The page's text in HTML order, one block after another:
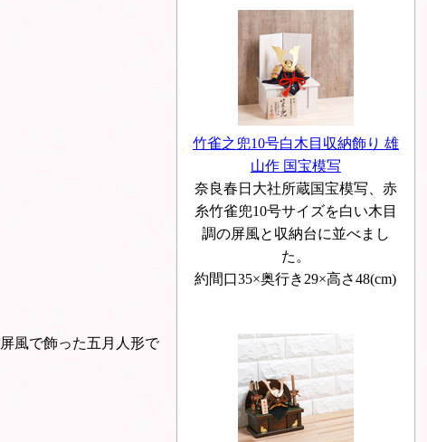
風で飾った五月人形で
竹雀之兜10号白木目収納飾り 雄
山作 国宝模写
奈良春日大社所蔵国宝模写、赤
糸竹雀兜10号サイズを白い木目
調の屏風と収納台に並べまし
た。
約間口35×奥行き29×高さ48(cm)